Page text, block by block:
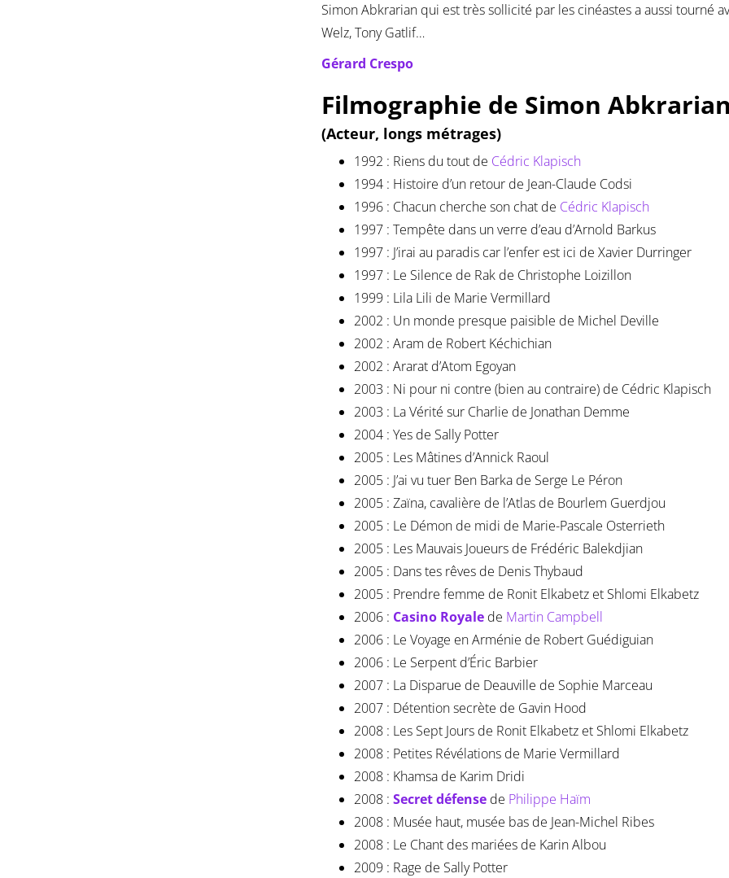
Simon Abkrarian qui est très sollicité par les cinéastes a aussi tourné
Welz, Tony Gatlif…
Gérard Crespo
Filmographie de Simon
(Acteur, longs métrages)
1992 : Riens du tout de Cédric Klapisch
1994 : Histoire d’un retour de Jean-Claude Codsi
1996 : Chacun cherche son chat de Cédric Klapisch
1997 : Tempête dans un verre d’eau d’Arnold Barkus
1997 : J’irai au paradis car l’enfer est ici de Xavier Durringer
1997 : Le Silence de Rak de Christophe Loizillon
1999 : Lila Lili de Marie Vermillard
2002 : Un monde presque paisible de Michel Deville
2002 : Aram de Robert Kéchichian
2002 : Ararat d’Atom Egoyan
2003 : Ni pour ni contre (bien au contraire) de Cédric Klapisch
2003 : La Vérité sur Charlie de Jonathan Demme
2004 : Yes de Sally Potter
2005 : Les Mâtines d’Annick Raoul
2005 : J’ai vu tuer Ben Barka de Serge Le Péron
2005 : Zaïna, cavalière de l’Atlas de Bourlem Guerdjou
2005 : Le Démon de midi de Marie-Pascale Osterrieth
2005 : Les Mauvais Joueurs de Frédéric Balekdjian
2005 : Dans tes rêves de Denis Thybaud
2005 : Prendre femme de Ronit Elkabetz et Shlomi Elkabetz
2006 : Casino Royale de Martin Campbell
2006 : Le Voyage en Arménie de Robert Guédiguian
2006 : Le Serpent d’Éric Barbier
2007 : La Disparue de Deauville de Sophie Marceau
2007 : Détention secrète de Gavin Hood
2008 : Les Sept Jours de Ronit Elkabetz et Shlomi Elkabetz
2008 : Petites Révélations de Marie Vermillard
2008 : Khamsa de Karim Dridi
2008 : Secret défense de Philippe Haïm
2008 : Musée haut, musée bas de Jean-Michel Ribes
2008 : Le Chant des mariées de Karin Albou
2009 : Rage de Sally Potter